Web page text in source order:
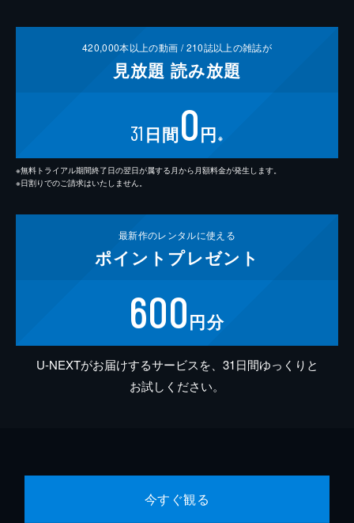
420,000本以上の動画 /210誌以上の雑誌が
見放題 読み放題
31 日間0円 ※
※無料トライアル期間終了日の翌日が属する月から月額料金が発生します。
※日割りでのご請求はいたしません。
最新作のレンタルに使える
ポイント プレゼント
600円分
U-NEXTがお届けするサービスを、31日間ゆっくりと
お試しください。
今すぐ観る